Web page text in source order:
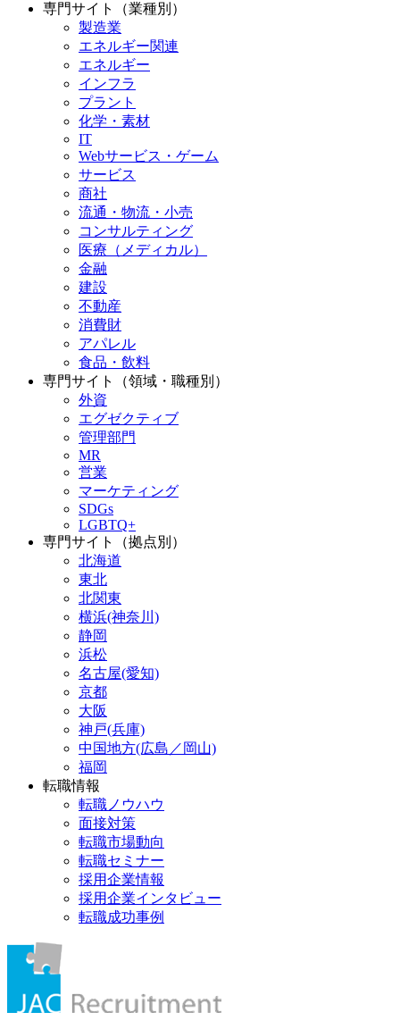
専門サイト（業種別）
製造業
エネルギー関連
エネルギー
インフラ
プラント
化学・素材
IT
Webサービス・ゲーム
サービス
商社
流通・物流・小売
コンサルティング
医療（メディカル）
金融
建設
不動産
消費財
アパレル
食品・飲料
専門サイト（領域・職種別）
外資
エグゼクティブ
管理部門
MR
営業
マーケティング
SDGs
LGBTQ+
専門サイト（拠点別）
北海道
東北
北関東
横浜(神奈川)
静岡
浜松
名古屋(愛知)
京都
大阪
神戸(兵庫)
中国地方(広島／岡山)
福岡
転職情報
転職ノウハウ
面接対策
転職市場動向
転職セミナー
採用企業情報
採用企業インタビュー
転職成功事例